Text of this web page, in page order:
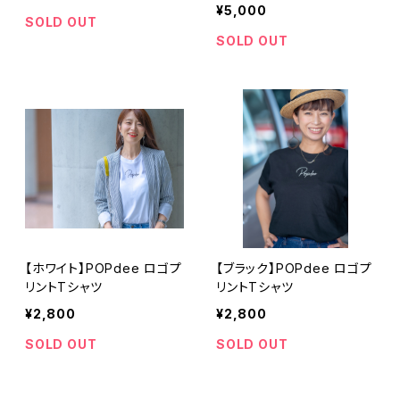
SOLD OUT
¥5,000
SOLD OUT
【ホワイト】POPdee ロゴプ
リントTシャツ
¥2,800
SOLD OUT
【ブラック】POPdee ロゴプ
リントTシャツ
¥2,800
SOLD OUT